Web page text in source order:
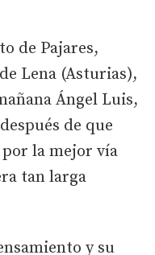
de Pajares,
Lena (Asturias),
Ángel Luis,
de que
la mejor vía
tan larga
y su